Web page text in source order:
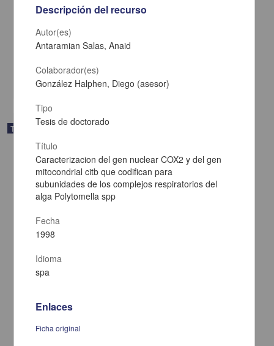
García Jimenez, Juan Antonio
Trabajo de grado
De medico, poeta y loco ...: aproximacion a las estrategias
Medina Jaime, Ruben Dario, 1954-
Descripción del recurso
Autor(es)
Antaramian Salas, Anaid
Colaborador(es)
González Halphen, Diego (asesor)
Tipo
Tesis de doctorado
Título
Caracterizacion del gen nuclear COX2 y del gen
mitocondrial citb que codifican para
subunidades de los complejos respiratorios del
alga Polytomella spp
Fecha
1998
Idioma
spa
Enlaces
Ficha original